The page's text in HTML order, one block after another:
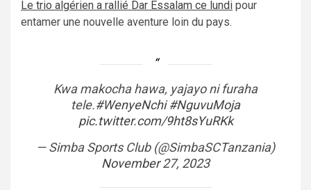
Le trio algérien a rallié Dar Essalam ce lundi pour
entamer une nouvelle aventure loin du pays.
Kwa makocha hawa, yajayo ni furaha
tele.#WenyeNchi #NguvuMoja
pic.twitter.com/9ht8sYuRKk
— Simba Sports Club (@SimbaSCTanzania)
November 27, 2023